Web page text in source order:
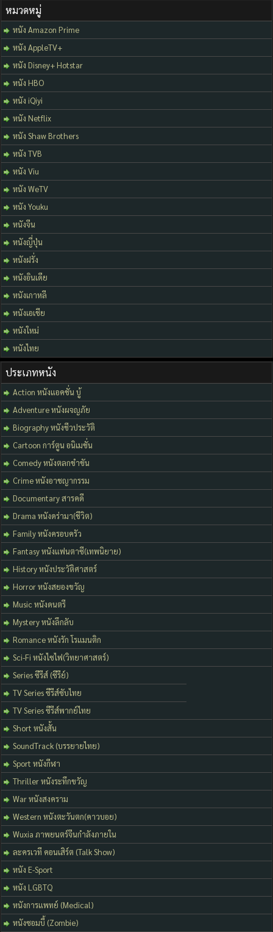
หมวดหมู่
หนัง Amazon Prime
หนัง AppleTV+
หนัง Disney+ Hotstar
หนัง HBO
หนัง iQiyi
หนัง Netflix
หนัง Shaw Brothers
หนัง TVB
หนัง Viu
หนัง WeTV
หนัง Youku
หนังจีน
หนังญี่ปุ่น
หนังฝรั่ง
หนังอินเดีย
หนังเกาหลี
หนังเอเชีย
หนังใหม่
หนังไทย
ประเภทหนัง
Action หนังแอคชั่น บู้
Adventure หนังผจญภัย
Biography หนังชีวประวัติ
Cartoon การ์ตูน อนิเมชั่น
Comedy หนังตลกขำขัน
Crime หนังอาชญากรรม
Documentary สารคดี
Drama หนังดร่ามา(ชีวิต)
Family หนังครอบครัว
Fantasy หนังแฟนตาซี(เทพนิยาย)
History หนังประวัติศาสตร์
Horror หนังสยองขวัญ
Music หนังดนตรี
Mystery หนังลึกลับ
Romance หนังรัก โรแมนติก
Sci-Fi หนังไซไฟ(วิทยาศาสตร์)
Series ซีรีส์ (ซีรีย์)
TV Series ซีรีส์ซับไทย
TV Series ซีรีส์พากย์ไทย
Short หนังสั้น
SoundTrack (บรรยายไทย)
Sport หนังกีฬา
Thriller หนังระทึกขวัญ
War หนังสงคราม
Western หนังตะวันตก(คาวบอย)
Wuxia ภาพยนตร์จีนกำลังภายใน
ละครเวที คอนเสิร์ต (Talk Show)
หนัง E-Sport
หนัง LGBTQ
หนังการแพทย์ (Medical)
หนังซอมบี้ (Zombie)